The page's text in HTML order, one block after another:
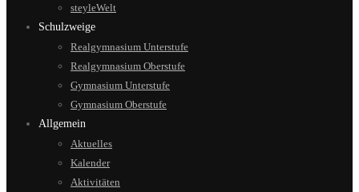
steyleWelt
Schulzweige
Realgymnasium Unterstufe
Realgymnasium Oberstufe
Gymnasium Unterstufe
Gymnasium Oberstufe
Allgemein
Aktuelles
Kalender
Aktivitäten